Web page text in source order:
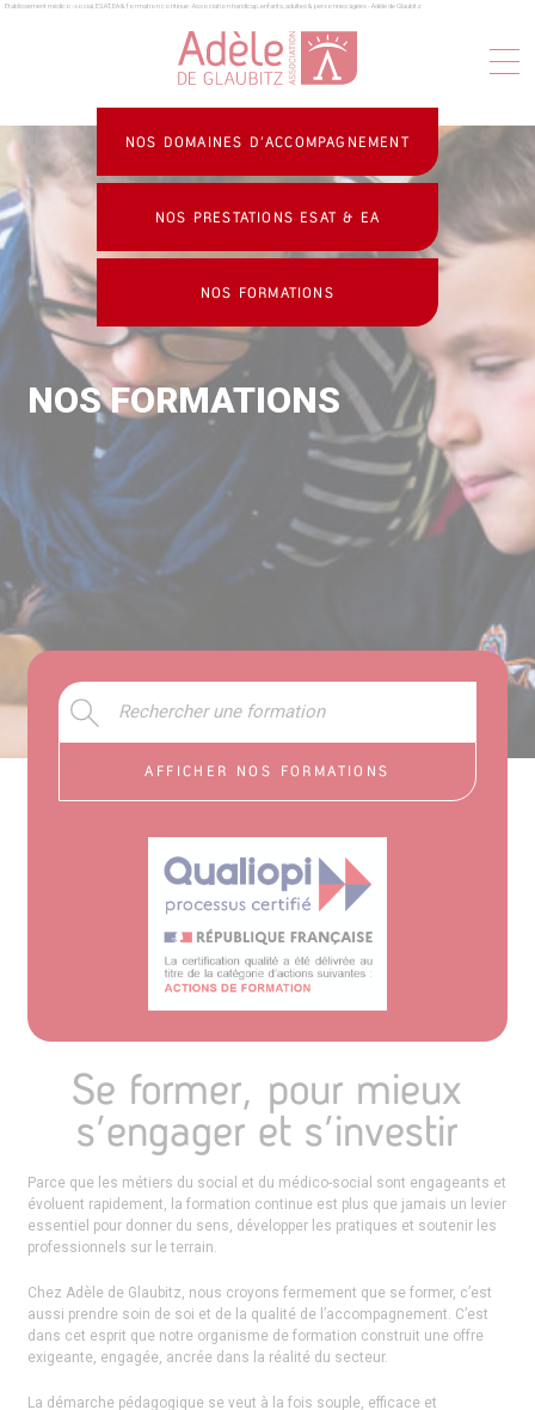
Panneau de gestion des cookies
Établissement médico-social, ESAT, EA & formation continue : Association handicap, enfants, adultes & personnes âgées - Adèle de Glaubitz
NOS DOMAINES D’ACCOMPAGNEMENT
NOS PRESTATIONS ESAT & EA
NOS FORMATIONS
NOS FORMATIONS
Se former, pour mieux
s’engager et s’investir
Parce que les métiers du social et du médico-social sont engageants et
évoluent rapidement, la formation continue est plus que jamais un levier
essentiel pour donner du sens, développer les pratiques et soutenir les
professionnels sur le terrain.
Chez Adèle de Glaubitz, nous croyons fermement que se former, c’est
aussi prendre soin de soi et de la qualité de l’accompagnement. C’est
dans cet esprit que notre organisme de formation construit une offre
exigeante, engagée, ancrée dans la réalité du secteur.
La démarche pédagogique se veut à la fois souple, efficace et